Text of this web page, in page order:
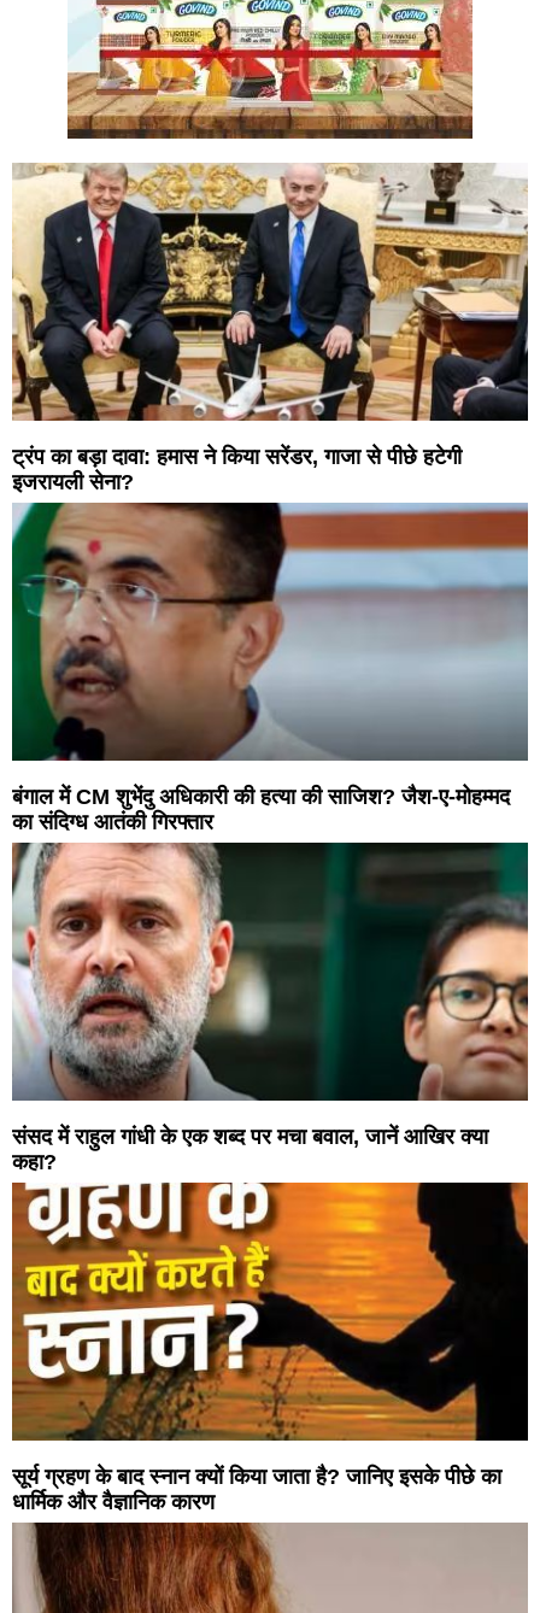
ट्रंप का बड़ा दावा: हमास ने किया सरेंडर, गाजा से पीछे हटेगी
इजरायली सेना?
बंगाल में CM शुभेंदु अधिकारी की हत्या की साजिश? जैश-ए-मोहम्मद
का संदिग्ध आतंकी गिरफ्तार
संसद में राहुल गांधी के एक शब्द पर मचा बवाल, जानें आखिर क्या
कहा?
सूर्य ग्रहण के बाद स्नान क्यों किया जाता है? जानिए इसके पीछे का
धार्मिक और वैज्ञानिक कारण